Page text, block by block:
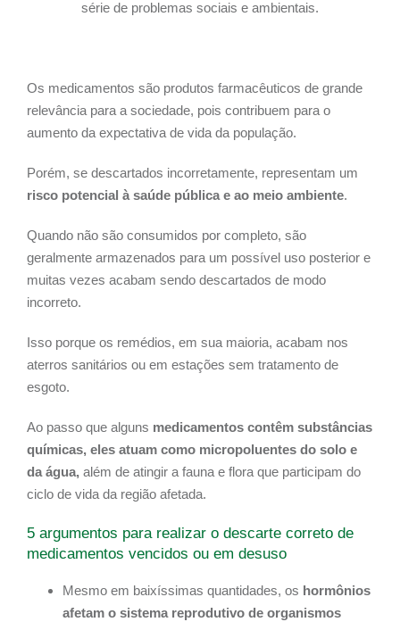
série de problemas sociais e ambientais.
Os medicamentos são produtos farmacêuticos de grande
relevância para a sociedade, pois contribuem para o
aumento da expectativa de vida da população.
Porém, se descartados incorretamente, representam um
risco potencial à saúde pública e ao meio ambiente.
Quando não são consumidos por completo, são
geralmente armazenados para um possível uso posterior e
muitas vezes acabam sendo descartados de modo
incorreto.
Isso porque os remédios, em sua maioria, acabam nos
aterros sanitários ou em estações sem tratamento de
esgoto.
Ao passo que alguns medicamentos contêm substâncias
químicas, eles atuam como micropoluentes do solo e
da água, além de atingir a fauna e flora que participam do
ciclo de vida da região afetada.
5 argumentos para realizar o descarte correto de
medicamentos vencidos ou em desuso
Mesmo em baixíssimas quantidades, os hormônios
afetam o sistema reprodutivo de organismos